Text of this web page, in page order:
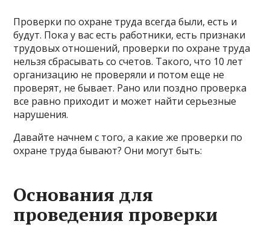
Проверки по охране труда всегда были, есть и
будут. Пока у вас есть работники, есть признаки
трудовых отношений, проверки по охране труда
нельзя сбрасывать со счетов. Такого, что 10 лет
организацию не проверяли и потом еще не
проверят, не бывает. Рано или поздно проверка
все равно приходит и может найти серьезные
нарушения.
Давайте начнем с того, а какие же проверки по
охране труда бывают? Они могут быть:
Основания для
проведения проверки